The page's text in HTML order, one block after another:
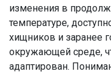
изменения в
температуре,
хищников и заранее
окружающей среде,
адаптирован.